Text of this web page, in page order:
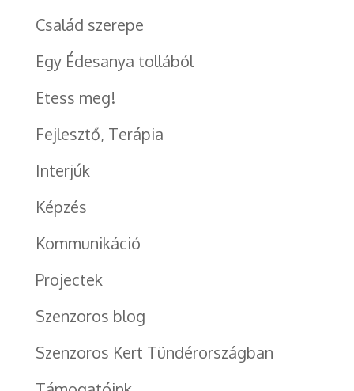
Család szerepe
Egy Édesanya tollából
Etess meg!
Fejlesztő, Terápia
Interjúk
Képzés
Kommunikáció
Projectek
Szenzoros blog
Szenzoros Kert Tündérországban